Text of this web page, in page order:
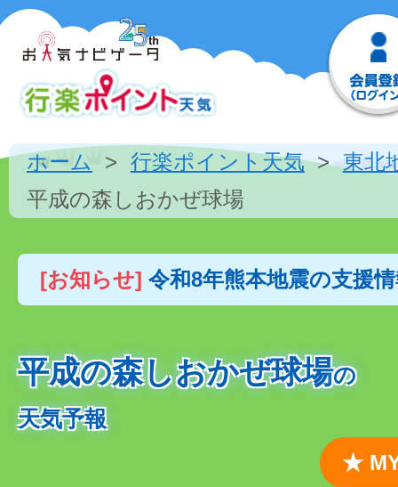
ホーム 行楽ポイント天気
東北
平成の森しおかぜ球場
[お知らせ] 令和8年熊本地震の支援
平成の森しおかぜ球場の
天気予報
★